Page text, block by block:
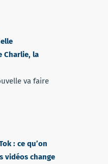
Charlie, la
va faire
: ce qu’on
vidéos change